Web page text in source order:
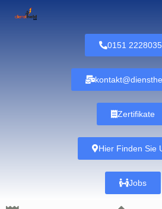
0151
Zertifikate
Hier Finden Sie
Jobs